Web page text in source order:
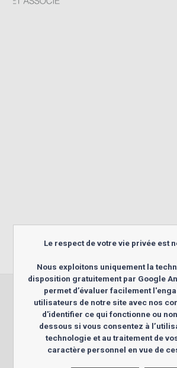
Actualités
Suivez nous...
Le respect de votre vie privée est
Nous exploitons uniquement la
disposition gratuitement par Google
permet d’évaluer facilement
utilisateurs de notre site avec nos
d'identifier ce qui fonctionne ou
dessous si vous consentez à
technologie et au traitement de
caractère personnel en vue de